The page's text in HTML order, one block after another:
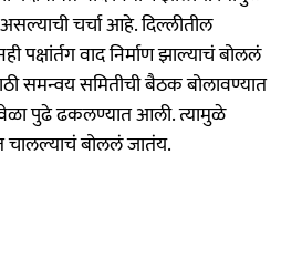
चर्चा आहे. दिल्लीतील
पक्षांर्तग वाद निर्माण झाल्याचं बोललं
समन्वय समितीची बैठक बोलावण्यात
वेळा पुढे ढकलण्यात आली. त्यामुळे
चालल्याचं बोललं जातंय.